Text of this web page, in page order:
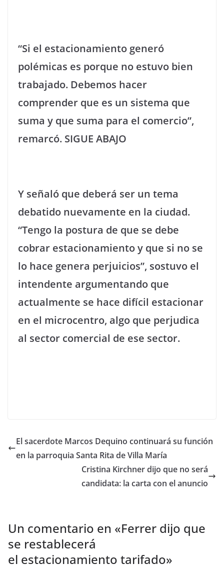
“Si el estacionamiento generó
polémicas es porque no estuvo bien
trabajado. Debemos hacer
comprender que es un sistema que
suma y que suma para el comercio”,
remarcó. SIGUE ABAJO
Y señaló que deberá ser un tema
debatido nuevamente en la ciudad.
“Tengo la postura de que se debe
cobrar estacionamiento y que si no se
lo hace genera perjuicios”, sostuvo el
intendente argumentando que
actualmente se hace difícil estacionar
en el microcentro, algo que perjudica
al sector comercial de ese sector.
El sacerdote Marcos Dequino continuará su función
en la parroquia Santa Rita de Villa María
Cristina Kirchner dijo que no será
candidata: la carta con el anuncio
Un comentario en «Ferrer dijo que
se restablecerá
el estacionamiento tarifado»